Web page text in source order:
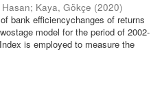
; Kaya, Gökçe (2020)
bank efficiencychanges of returns
model for the period of 2002-
is employed to measure the